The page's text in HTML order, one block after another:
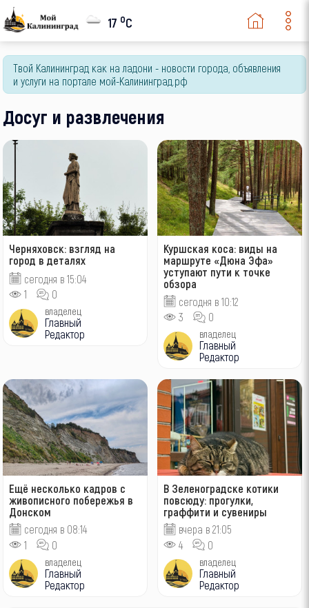
17 oC
Твой Калининград как на ладони - новости города, объявления
и услуги на портале мой-Калининград.рф
Досуг и развлечения
Черняховск: взгляд на
город в деталях
сегодня в 15:04
1
0
владелец
Главный
Редактор
Куршская коса: виды на
маршруте «Дюна Эфа»
уступают пути к точке
обзора
сегодня в 10:12
3
0
владелец
Главный
Редактор
Ещё несколько кадров с
живописного побережья в
Донском
сегодня в 08:14
1
0
владелец
Главный
Редактор
В Зеленоградске котики
повсюду: прогулки,
граффити и сувениры
вчера в 21:05
4
0
владелец
Главный
Редактор